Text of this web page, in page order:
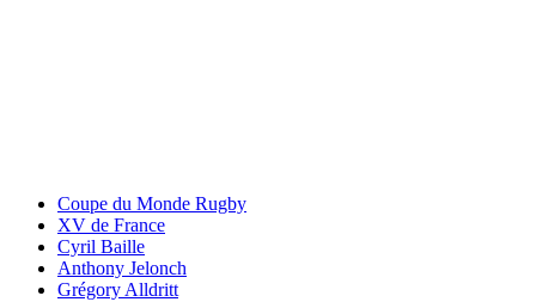
Coupe du Monde Rugby
XV de France
Cyril Baille
Anthony Jelonch
Grégory Alldritt